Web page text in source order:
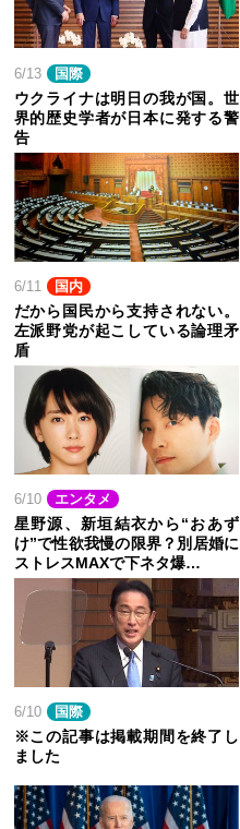
6/13 国際
ウクライナは明日の我が国。世
界的歴史学者が日本に発する警
告
6/11 国内
だから国民から支持されない。
左派野党が起こしている論理矛
盾
6/10 エンタメ
星野源、新垣結衣から“おあず
け”で性欲我慢の限界？別居婚に
ストレスMAXで下ネタ爆…
6/10 国際
※この記事は掲載期間を終了し
ました